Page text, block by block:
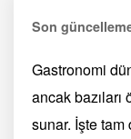
Son
Gastronomi
ancak
sunar. İşte tam